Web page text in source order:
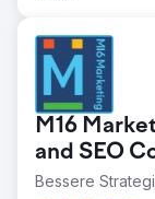
August stieg
559.387 US-
in die Höhe.
Besuchern auf
M16
and SEO
Bessere